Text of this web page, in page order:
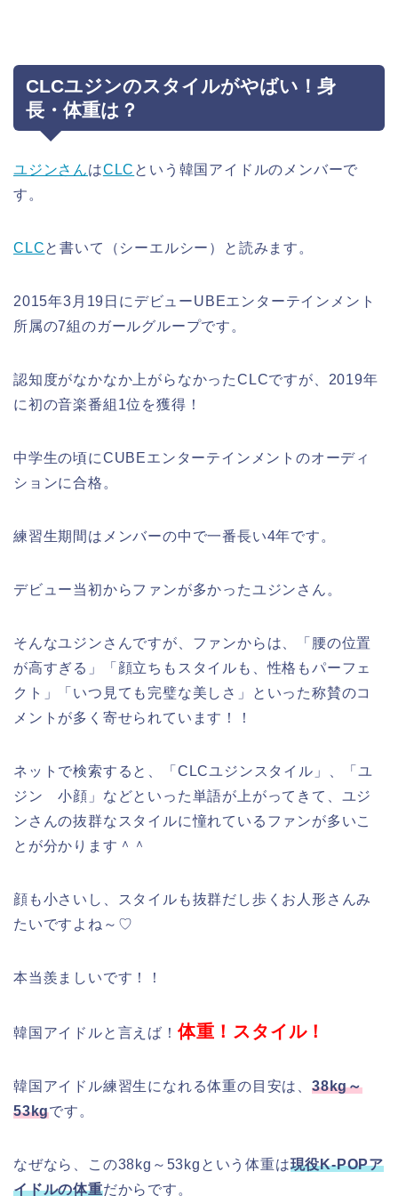
CLCユジンのスタイルがやばい！身
長・体重は？
ユジンさんはCLC という韓国アイドルのメンバーで
す。
CLCと書いて（シーエルシー）と読みます。
2015年3月19日にデビューUBEエンターテインメント
所属の7組のガールグループです。
認知度がなかなか上がらなかったCLCですが、2019年
に初の音楽番組1位を獲得！
中学生の頃にCUBEエンターテインメントのオーディ
ションに合格。
練習生期間はメンバーの中で一番長い4年です。
デビュー当初からファンが多かったユジンさん。
そんなユジンさんですが、ファンからは、「腰の位置
が高すぎる」「顔立ちもスタイルも、性格もパーフェ
クト」「いつ見ても完璧な美しさ」といった称賛のコ
メントが多く寄せられています！！
ネットで検索すると、「CLCユジンスタイル」、「ユ
ジン 小顔」などといった単語が上がってきて、ユジ
ンさんの抜群なスタイルに憧れているファンが多いこ
とが分かります＾＾
顔も小さいし、スタイルも抜群だし歩くお人形さんみ
たいですよね～♡
本当羨ましいです！！
韓国アイドルと言えば！ 体重！スタイル！
韓国アイドル練習生になれる体重の目安は、 38kg～
53kgです。
なぜなら、この38kg～53kgという体重は現役K-POPア
イドルの体重だからです。